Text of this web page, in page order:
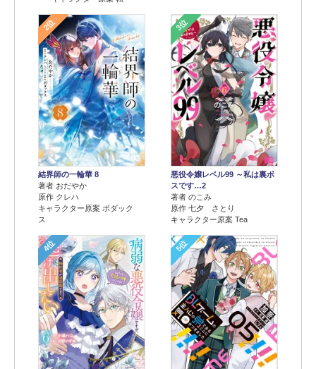
2位
結界師の一輪華 8
著者 おだやか
原作 クレハ
キャラクター原案 ボダック
ス
3位
悪役令嬢レベル99 ～私は裏ボ
スです…2
著者 のこみ
原作 七夕 さとり
キャラクター原案 Tea
4位 5位